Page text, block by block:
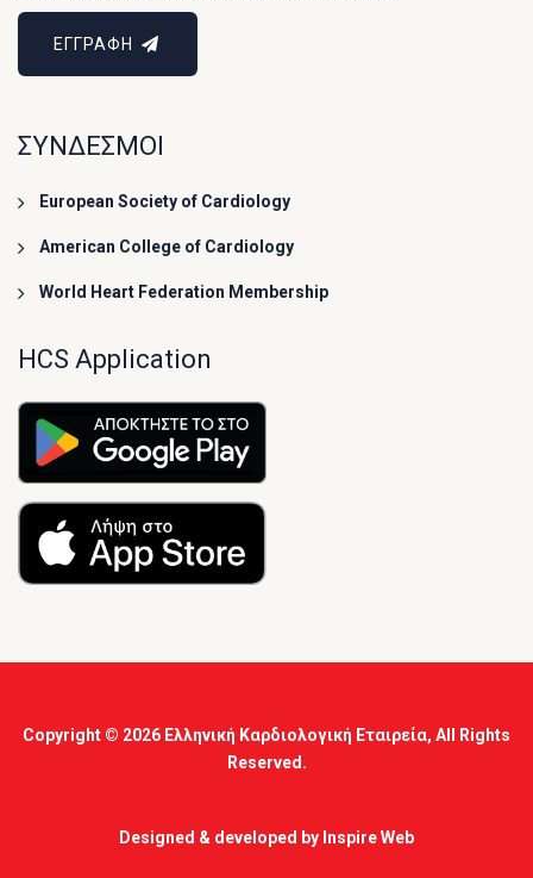
ΕΓΓΡΑΦΗ
ΣΥΝΔΕΣΜΟΙ
European Society of Cardiology
American College of Cardiology
World Heart Federation Membership
HCS Application
Copyright © 2026 Ελληνική Καρδιολογική Εταιρεία, All Rights
Reserved.
Designed & developed by Inspire Web